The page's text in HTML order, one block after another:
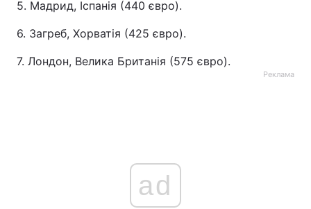
5. Мадрид, Іспанія (440 євро).
6. Загреб, Хорватія (425 євро).
7. Лондон, Велика Британія (575 євро).
Реклама
ad